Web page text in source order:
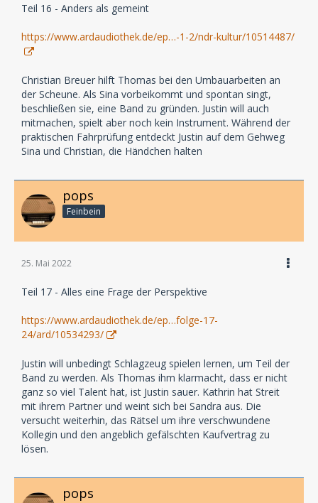
Teil 16 - Anders als gemeint
https://www.ardaudiothek.de/ep…-1-2/ndr-kultur/10514487/
Christian Breuer hilft Thomas bei den Umbauarbeiten an
der Scheune. Als Sina vorbeikommt und spontan singt,
beschließen sie, eine Band zu gründen. Justin will auch
mitmachen, spielt aber noch kein Instrument. Während der
praktischen Fahrprüfung entdeckt Justin auf dem Gehweg
Sina und Christian, die Händchen halten
pops
Feinbein
25. Mai 2022
Teil 17 - Alles eine Frage der Perspektive
https://www.ardaudiothek.de/ep…folge-17-
24/ard/10534293/
Justin will unbedingt Schlagzeug spielen lernen, um Teil der
Band zu werden. Als Thomas ihm klarmacht, dass er nicht
ganz so viel Talent hat, ist Justin sauer. Kathrin hat Streit
mit ihrem Partner und weint sich bei Sandra aus. Die
versucht weiterhin, das Rätsel um ihre verschwundene
Kollegin und den angeblich gefälschten Kaufvertrag zu
lösen.
pops